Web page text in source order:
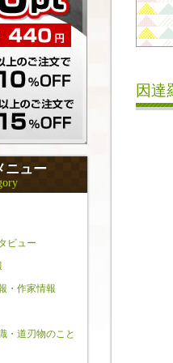
因達
ニュー
ビュー
・作家情報
・道刃物のこと